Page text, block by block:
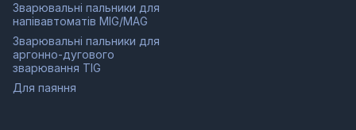
Зварювальні пальники для
напівавтоматів MIG/MAG
Зварювальні пальники для
аргонно-дугового
зварювання TIG
Для паяння